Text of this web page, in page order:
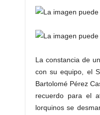
La constancia de
con su equipo, el
Bartolomé Pérez
recuerdo para el
lorquinos se